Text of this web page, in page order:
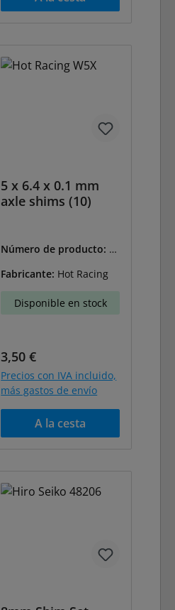
5 x 6.4 x 0.1 mm
axle shims (10)
Número de producto: H
Fabricante: Hot Racing
Disponible en stock
Precio normal:
3,50 €
Precios con IVA incluido,
más gastos de envío
A la cesta